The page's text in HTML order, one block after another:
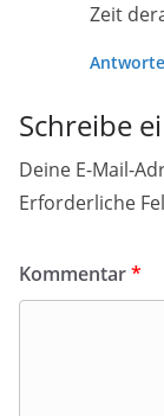
Zeit
Schreibe
Deine E-Mail-
Erforderliche
Kommentar*